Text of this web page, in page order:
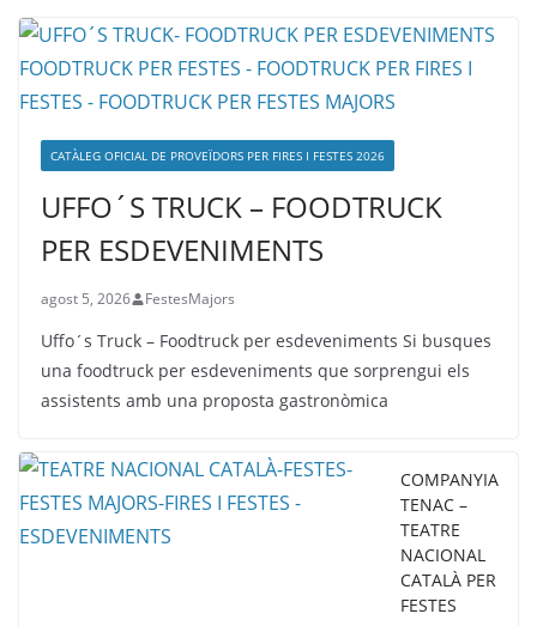
CATÀLEG OFICIAL DE PROVEÏDORS PER FIRES I FESTES 2026
UFFO´S TRUCK – FOODTRUCK
PER ESDEVENIMENTS
agost 5, 2026 FestesMajors
Uffo´s Truck – Foodtruck per esdeveniments Si busques
una foodtruck per esdeveniments que sorprengui els
assistents amb una proposta gastronòmica
COMPANYIA
TENAC –
TEATRE
NACIONAL
CATALÀ PER
FESTES